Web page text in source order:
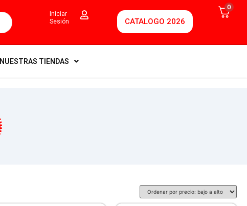
Iniciar
Sesión
CATALOGO 2026
0
NUESTRAS TIENDAS